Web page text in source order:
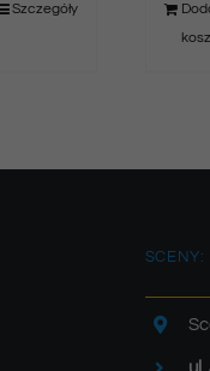
Szczegóły
SCENY: